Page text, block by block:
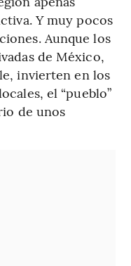
Y muy pocos
Aunque los
de México,
invierten en los
el “pueblo”
de unos